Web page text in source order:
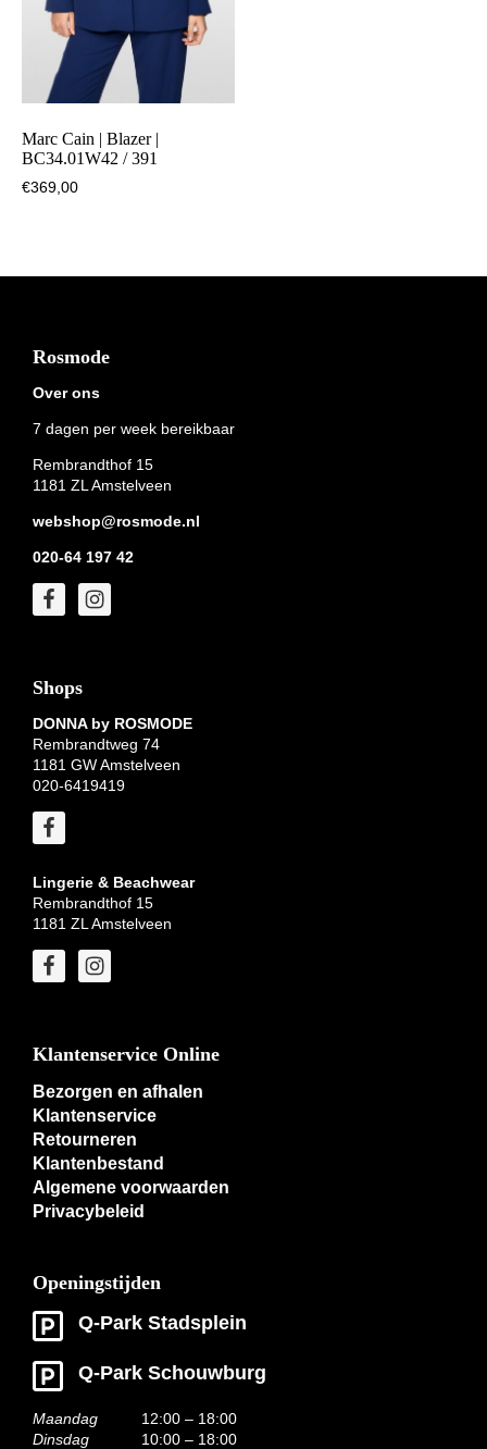
Marc Cain | Blazer |
BC34.01W42 / 391
€369,00
Footer
Rosmode
Over ons
7 dagen per week bereikbaar
Rembrandthof 15
1181 ZL Amstelveen
webshop@rosmode.nl
020-64 197 42
Shops
DONNA by ROSMODE
Rembrandtweg 74
1181 GW Amstelveen
020-6419419
Lingerie & Beachwear
Rembrandthof 15
1181 ZL Amstelveen
Klantenservice Online
Bezorgen en afhalen
Klantenservice
Retourneren
Klantenbestand
Algemene voorwaarden
Privacybeleid
Openingstijden
Q-Park Stadsplein
Q-Park Schouwburg
Maandag
12:00 – 18:00
Dinsdag
10:00 – 18:00